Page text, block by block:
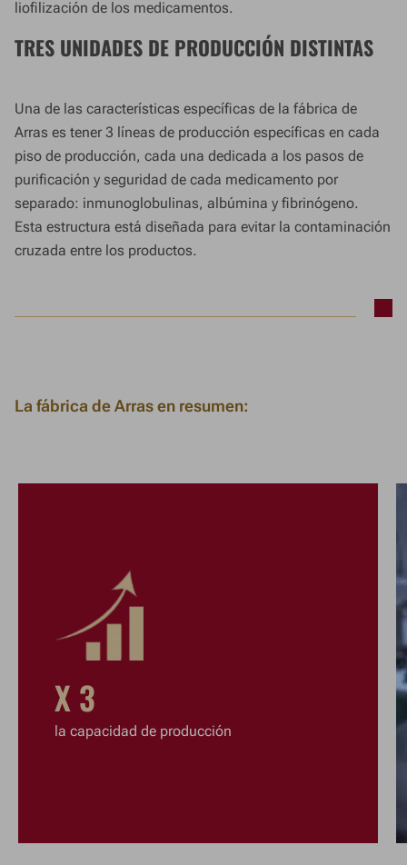
liofilización de los medicamentos.
TRES UNIDADES DE PRODUCCIÓN DISTINTAS
Una de las características específicas de la fábrica de
Arras es tener 3 líneas de producción específicas en cada
piso de producción, cada una dedicada a los pasos de
purificación y seguridad de cada medicamento por
separado: inmunoglobulinas, albúmina y fibrinógeno.
Esta estructura está diseñada para evitar la contaminación
cruzada entre los productos.
La fábrica de Arras en resumen:
X 3
la capacidad de producción